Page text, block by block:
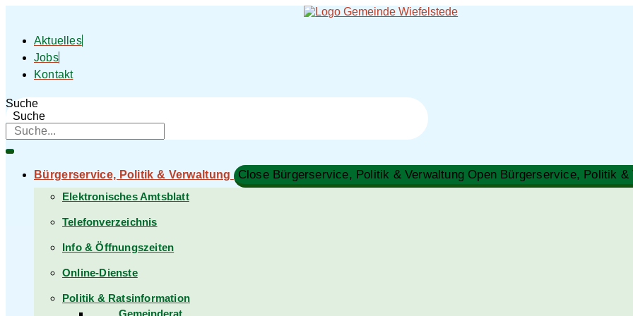
springenAktuelles
Jobs
Kontakt
Suche
Suche
Bürgerservice, Politik & Verwaltung​ Close Bürgerservice, Politik & Verwaltung​ Open Bürgerservice, Politik &
Elektronisches Amtsblatt
Telefonverzeichnis
Info & Öffnungszeiten
Online-Dienste
Politik & Ratsinformation
Gemeinderat